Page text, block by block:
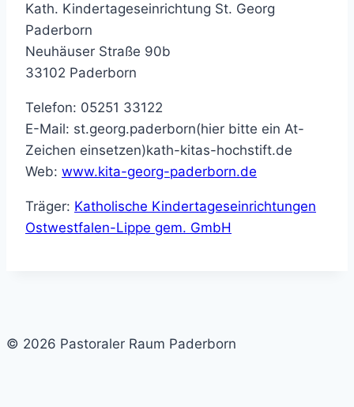
Kath. Kindertageseinrichtung St. Georg
Paderborn
Neuhäuser Straße 90b
33102 Paderborn
Telefon: 05251 33122
E-Mail: st.georg.paderborn(hier bitte ein At-
Zeichen einsetzen)kath-kitas-hochstift.de
Web: www.kita-georg-paderborn.de
Träger: Katholische Kindertageseinrichtungen
Ostwestfalen-Lippe gem. GmbH
© 2026 Pastoraler Raum Paderborn